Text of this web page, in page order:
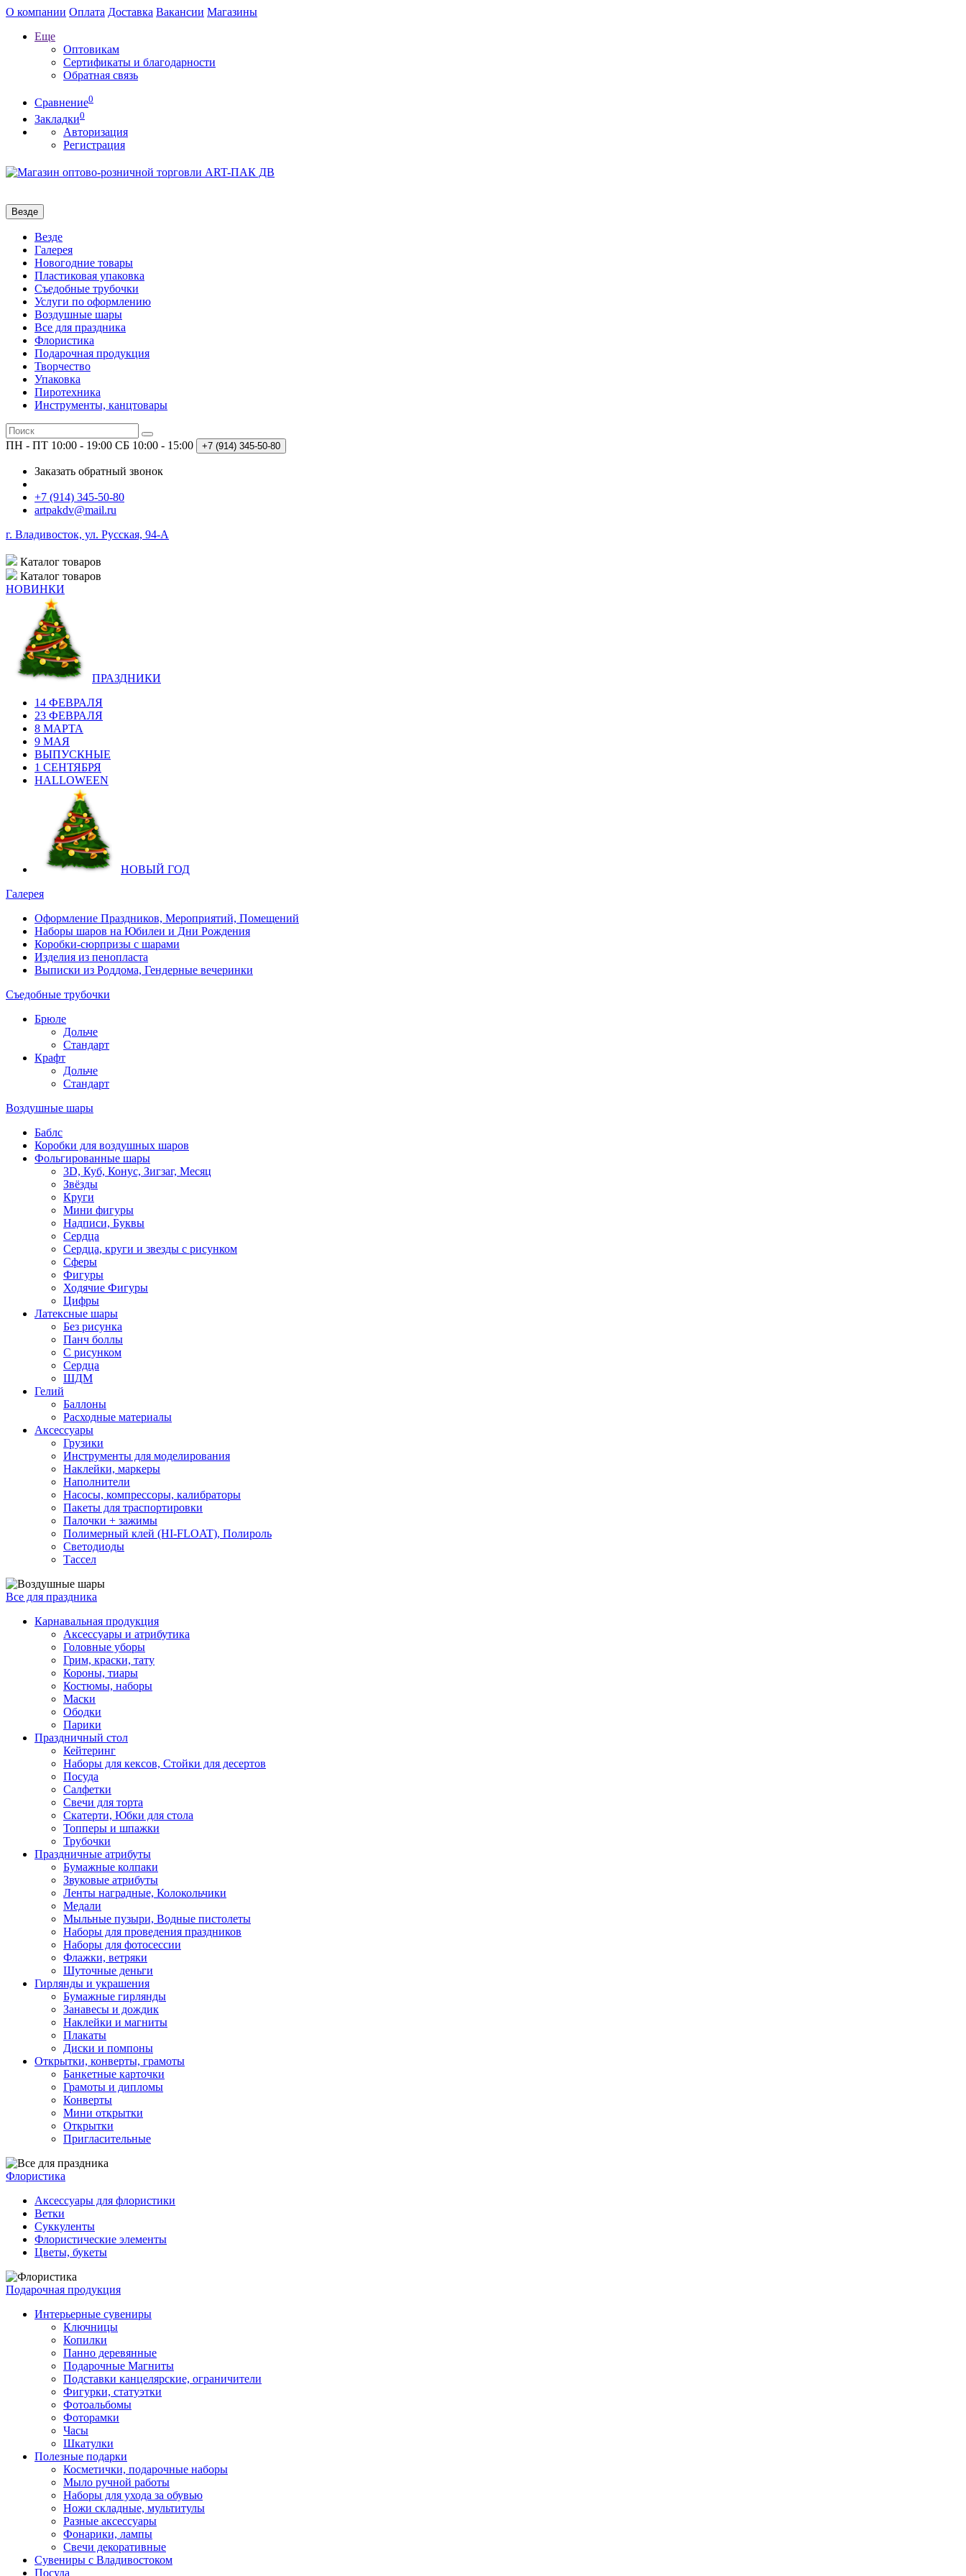
О компании Оплата Доставка Вакансии Магазины
Еще
Оптовикам
Сертификаты и благодарности
Обратная связь
Сравнение0
Закладки0
Авторизация
Регистрация
Везде
Везде
Галерея
Новогодние товары
Пластиковая упаковка
Съедобные трубочки
Услуги по оформлению
Воздушные шары
Все для праздника
Флористика
Подарочная продукция
Творчество
Упаковка
Пиротехника
Инструменты, канцтовары
ПН - ПТ 10:00 - 19:00 СБ 10:00 - 15:00 +7 (914) 345-50-80
Заказать обратный звонок
+7 (914) 345-50-80
artpakdv@mail.ru
г. Владивосток, ул. Русская, 94-А
Каталог товаров
Каталог товаров
НОВИНКИ
ПРАЗДНИКИ
14 ФЕВРАЛЯ
23 ФЕВРАЛЯ
8 МАРТА
9 МАЯ
ВЫПУСКНЫЕ
1 СЕНТЯБРЯ
HALLOWEEN
НОВЫЙ ГОД
Галерея
Оформление Праздников, Мероприятий, Помещений
Наборы шаров на Юбилеи и Дни Рождения
Коробки-сюрпризы с шарами
Изделия из пенопласта
Выписки из Роддома, Гендерные вечеринки
Съедобные трубочки
Брюле
Дольче
Стандарт
Крафт
Дольче
Стандарт
Воздушные шары
Баблс
Коробки для воздушных шаров
Фольгированные шары
3D, Куб, Конус, Зигзаг, Месяц
Звёзды
Круги
Мини фигуры
Надписи, Буквы
Сердца
Сердца, круги и звезды с рисунком
Сферы
Фигуры
Ходячие Фигуры
Цифры
Латексные шары
Без рисунка
Панч боллы
С рисунком
Сердца
ШДМ
Гелий
Баллоны
Расходные материалы
Аксессуары
Грузики
Инструменты для моделирования
Наклейки, маркеры
Наполнители
Насосы, компрессоры, калибраторы
Пакеты для траспортировки
Палочки + зажимы
Полимерный клей (HI-FLOAT), Полироль
Светодиоды
Тассел
Все для праздника
Карнавальная продукция
Аксессуары и атрибутика
Головные уборы
Грим, краски, тату
Короны, тиары
Костюмы, наборы
Маски
Ободки
Парики
Праздничный стол
Кейтеринг
Наборы для кексов, Стойки для десертов
Посуда
Салфетки
Свечи для торта
Скатерти, Юбки для стола
Топперы и шпажки
Трубочки
Праздничные атрибуты
Бумажные колпаки
Звуковые атрибуты
Ленты наградные, Колокольчики
Медали
Мыльные пузыри, Водные пистолеты
Наборы для проведения праздников
Наборы для фотосессии
Флажки, ветряки
Шуточные деньги
Гирлянды и украшения
Бумажные гирлянды
Занавесы и дождик
Наклейки и магниты
Плакаты
Диски и помпоны
Открытки, конверты, грамоты
Банкетные карточки
Грамоты и дипломы
Конверты
Мини открытки
Открытки
Пригласительные
Флористика
Аксессуары для флористики
Ветки
Суккуленты
Флористические элементы
Цветы, букеты
Подарочная продукция
Интерьерные сувениры
Ключницы
Копилки
Панно деревянные
Подарочные Магниты
Подставки канцелярские, ограничители
Фигурки, статуэтки
Фотоальбомы
Фоторамки
Часы
Шкатулки
Полезные подарки
Косметички, подарочные наборы
Мыло ручной работы
Наборы для ухода за обувью
Ножи складные, мультитулы
Разные аксессуары
Фонарики, лампы
Свечи декоративные
Сувениры с Владивостоком
Посуда